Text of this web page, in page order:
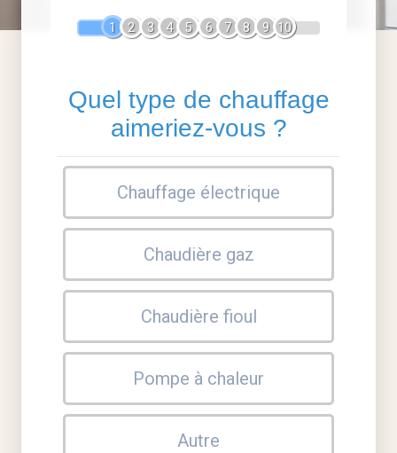
1 2 3 4 5 6 7 8 9 10
Quel type de chauffage
aimeriez-vous ?
Chauffage électrique
Chaudière gaz
Chaudière fioul
Pompe à chaleur
Autre